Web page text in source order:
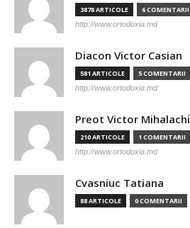
3878 ARTICOLE 6 COMENTARII
http://www.ortodoxia.md
Diacon Victor Casian
581 ARTICOLE 5 COMENTARII
http://www.ortodoxia.md
Preot Victor Mihalachi
210 ARTICOLE 1 COMENTARII
http://www.ortodoxia.md
Cvasniuc Tatiana
88 ARTICOLE 0 COMENTARII